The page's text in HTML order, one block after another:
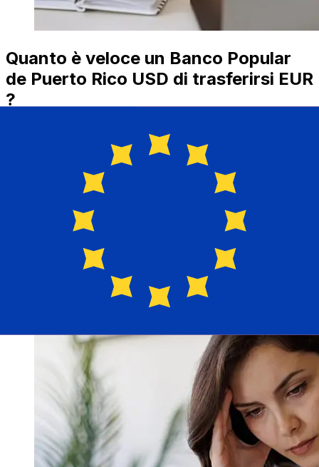
Quanto è veloce un Banco Popular
de Puerto Rico USD di trasferirsi EUR
?
I tempi di consegna per i trasferimenti internazionali con
Banco Popular de Puerto Rico da Stati Uniti a Paesi
Membri dell'Euro variano in base al metodo di
pagamento e al tempismo della transazione.
Tipicamente, i bonifici bancari internazionali richiedono
bancarie e i controlli di sicurezza possono influire sulla
consegna. Controlla i tempi di scadenza Banco Popular
de Puerto Ricoper evitare ritardi.